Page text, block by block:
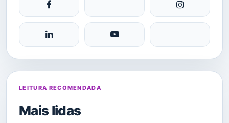
LEITURA RECOMENDADA
Mais lidas